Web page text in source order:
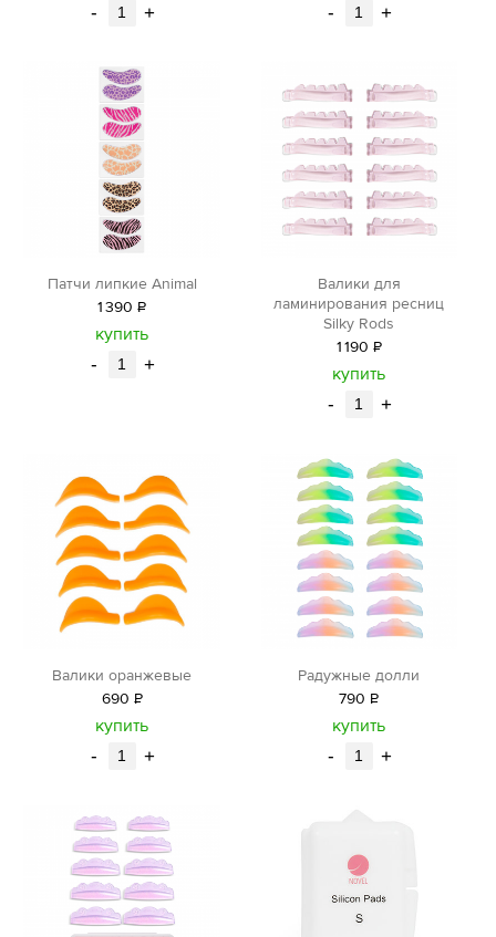
- + - +
Патчи липкие Аnimal
1390 Р
уб.
купить
- +
Валики для
ламинирования ресниц
Silky Rods
1190 Р
уб.
купить
- +
Валики оранжевые
690 Р
уб.
купить
- +
Радужные долли
790 Р
уб.
купить
- +